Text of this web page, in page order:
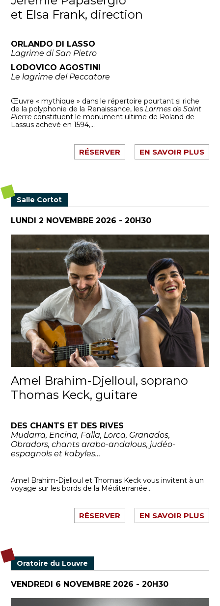
et Elsa Frank, direction
ORLANDO DI LASSO
Lagrime di San Pietro
LODOVICO AGOSTINI
Le lagrime del Peccatore
Œuvre « mythique » dans le répertoire pourtant si riche
de la polyphonie de la Renaissance, les Larmes de Saint
Pierre constituent le monument ultime de Roland de
Lassus achevé en 1594,...
RÉSERVER EN SAVOIR PLUS
Salle Cortot
LUNDI 2 NOVEMBRE 2026 - 20H30
Amel Brahim-Djelloul, soprano
Thomas Keck, guitare
DES CHANTS ET DES RIVES
Mudarra, Encina, Falla, Lorca, Granados,
Obradors, chants arabo-andalous, judéo-
espagnols et kabyles…
Amel Brahim-Djelloul et Thomas Keck vous invitent à un
voyage sur les bords de la Méditerranée...
RÉSERVER EN SAVOIR PLUS
Oratoire du Louvre
VENDREDI 6 NOVEMBRE 2026 - 20H30